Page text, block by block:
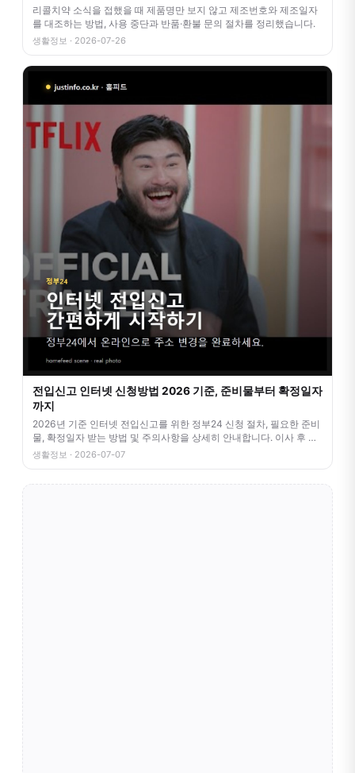
리콜치약 소식을 접했을 때 제품명만 보지 않고 제조번호와 제조일자
를 대조하는 방법, 사용 중단과 반품·환불 문의 절차를 정리했습니다.
생활정보 · 2026-07-26
전입신고 인터넷 신청방법 2026 기준, 준비물부터 확정일자
까지
2026년 기준 인터넷 전입신고를 위한 정부24 신청 절차, 필요한 준비
물, 확정일자 받는 방법 및 주의사항을 상세히 안내합니다. 이사 후 번
거
생활정보 · 2026-07-07